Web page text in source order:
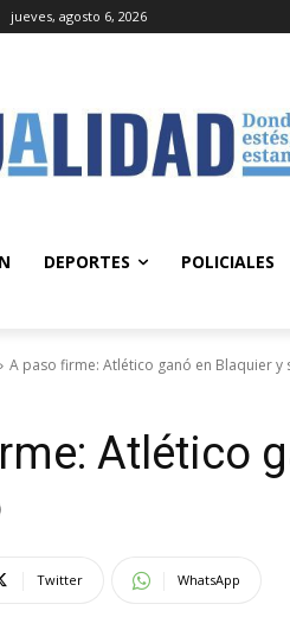
jueves, agosto 6, 2026
DEPORTES POLICIALES
A paso firme: Atlético ganó en Blaquier y
Atlético
Twitter WhatsApp